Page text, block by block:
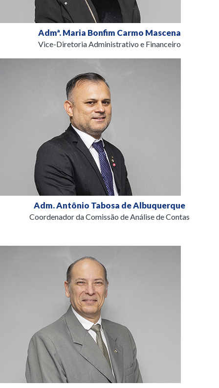
Admª. Maria Bonfim Carmo Mascena
Vice-Diretoria Administrativo e Financeiro
Adm. Antônio Tabosa de Albuquerque
Coordenador da Comissão de Análise de Contas